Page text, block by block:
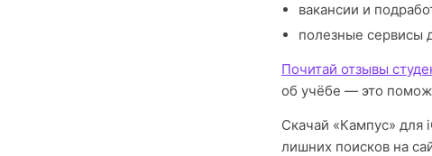
вакансии и
полезные сервисы
Почитай отзывы
об учёбе — это
Скачай «Кампус» для
лишних поисков на